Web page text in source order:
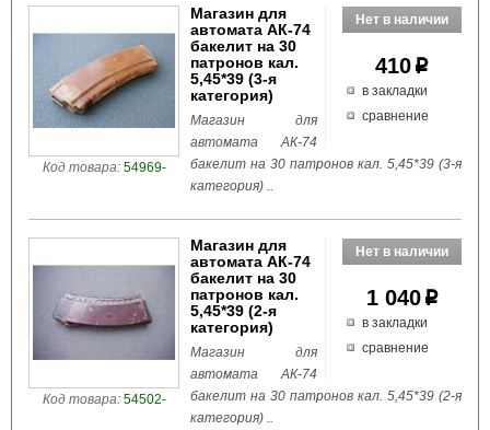
410 p
в закладки
сравнение
Код товара:54969-
Магазин для
автомата АК-74
бакелит на 30
патронов кал.
5,45*39 (3-я
категория)
Магазин для
автомата АК-74
бакелит на 30 патронов кал. 5,45*39 (3-я
категория) ..
1 040p
в закладки
сравнение
Код товара:54502-
Магазин для
автомата АК-74
бакелит на 30
патронов кал.
5,45*39 (2-я
категория)
Магазин для
автомата АК-74
бакелит на 30 патронов кал. 5,45*39 (2-я
категория) ..